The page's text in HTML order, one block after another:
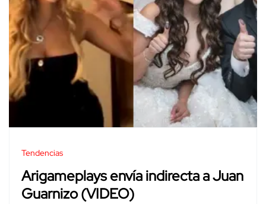
Tendencias
Arigameplays envía indirecta a Juan
Guarnizo (VIDEO)